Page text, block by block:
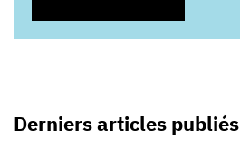
Derniers articles publiés